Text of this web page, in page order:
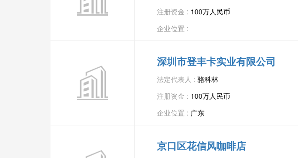
注册资金 : 100万人民币
企业位置 :
深圳市登丰卡实业有限公司
法定代表人 : 骆科林
注册资金 : 100万人民币
企业位置 : 广东
京口区花信风咖啡店